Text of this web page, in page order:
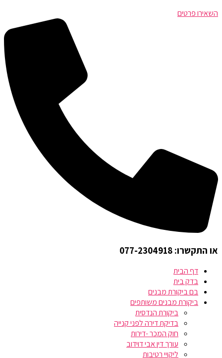
השאירו פרטים
או התקשרו: 077-2304918
דף הבית
בדק בית
בם ביקורת מבנים
ביקורת מבנים משותפים
ביקורת הנדסית
בדיקת דירה לפני קנייה
חוק המכר -דירות
עורך דין אבי דוידוב
ליקויי רטיבות